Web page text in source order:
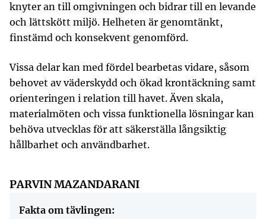
knyter an till omgivningen och bidrar till en levande
och lättskött miljö. Helheten är genomtänkt,
finstämd och konsekvent genomförd.
Vissa delar kan med fördel bearbetas vidare, såsom
behovet av väderskydd och ökad krontäckning samt
orienteringen i relation till havet. Även skala,
materialmöten och vissa funktionella lösningar kan
behöva utvecklas för att säkerställa långsiktig
hållbarhet och användbarhet.
PARVIN MAZANDARANI
Fakta om tävlingen: